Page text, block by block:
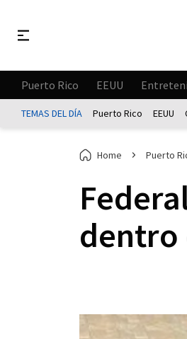
Puerto Rico EEUU
TEMAS DEL DÍA Puerto Rico EEUU
Home Puerto
dentro